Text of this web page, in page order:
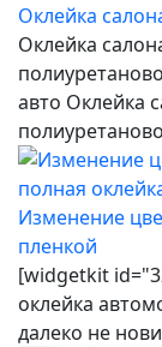
Оклейка
Оклейка
авто Оклейка
Изменение
пленкой
[widgetkit
оклейка
далеко не